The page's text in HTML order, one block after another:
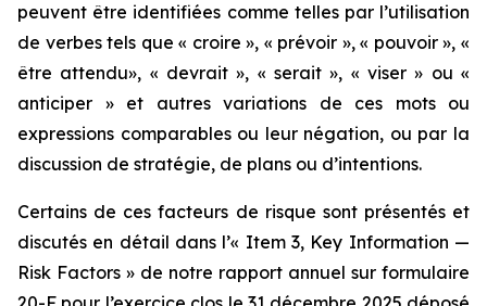
peuvent être identifiées comme telles par l’utilisation
de verbes tels que « croire », « prévoir », « pouvoir », «
être attendu», « devrait », « serait », « viser » ou «
anticiper » et autres variations de ces mots ou
expressions comparables ou leur négation, ou par la
discussion de stratégie, de plans ou d’intentions.
Certains de ces facteurs de risque sont présentés et
discutés en détail dans l’« Item 3, Key Information —
Risk Factors » de notre rapport annuel sur formulaire